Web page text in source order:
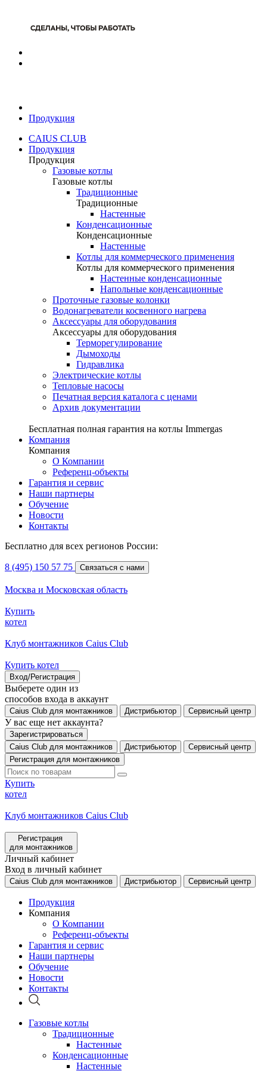
Продукция
CAIUS CLUB
Продукция
Продукция
Газовые котлы
Газовые котлы
Традиционные
Традиционные
Настенные
Конденсационные
Конденсационные
Настенные
Котлы для коммерческого применения
Котлы для коммерческого применения
Настенные конденсационные
Напольные конденсационные
Проточные газовые колонки
Водонагреватели косвенного нагрева
Аксессуары для оборудования
Аксессуары для оборудования
Терморегулирование
Дымоходы
Гидравлика
Электрические котлы
Тепловые насосы
Печатная версия каталога с ценами
Архив документации
Бесплатная полная гарантия на котлы Immergas
Компания
Компания
О Компании
Референц-объекты
Гарантия и сервис
Наши партнеры
Обучение
Новости
Контакты
Бесплатно для всех регионов России:
8 (495) 150 57 75 Связаться с нами
Москва и Московская область
Купить
котел
Клуб монтажников Caius Club
Купить котел
Вход/Регистрация
Выберете один из
способов входа в аккаунт
Caius Club для монтажников Дистрибьютор Сервисный центр
У вас еще нет аккаунта?
Зарегистрироваться
Caius Club для монтажников
Дистрибьютор
Сервисный центр
Регистрация для монтажников
Купить
котел
Клуб монтажников Caius Club
Регистрация
для монтажников
Личный кабинет
Вход в личный кабинет
Caius Club для монтажников Дистрибьютор Сервисный центр
Продукция
Компания
О Компании
Референц-объекты
Гарантия и сервис
Наши партнеры
Обучение
Новости
Контакты
Газовые котлы
Традиционные
Настенные
Конденсационные
Настенные